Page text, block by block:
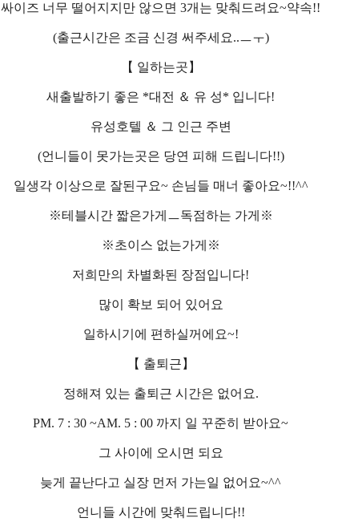
싸이즈 너무 떨어지지만 않으면 3개는 맞춰드려요~약속!!
(출근시간은 조금 신경 써주세요..ㅡㅜ)
【 일하는곳】
새출발하기 좋은 *대전 ＆ 유 성* 입니다!
유성호텔 ＆ 그 인근 주변
(언니들이 못가는곳은 당연 피해 드립니다!!)
일생각 이상으로 잘된구요~ 손님들 매너 좋아요~!!^^
※테블시간 짧은가게ㅡ독점하는 가게※
※초이스 없는가게※
저희만의 차별화된 장점입니다!
많이 확보 되어 있어요
일하시기에 편하실꺼에요~!
【 출퇴근】
정해져 있는 출퇴근 시간은 없어요.
PM. 7 : 30 ~AM. 5 : 00 까지 일 꾸준히 받아요~
그 사이에 오시면 되요
늦게 끝난다고 실장 먼저 가는일 없어요~^^
언니들 시간에 맞춰드립니다!!